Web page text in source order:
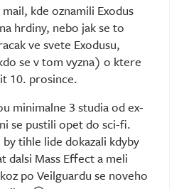
kde oznamili Exodus
hrdiny, nebo jak se to
ve svete Exodusu,
se v tom vyzna) o ktere
10. prosince.
minimalne 3 studia od ex-
se pustili opet do sci-fi.
tihle lide dokazali kdyby
dalsi Mass Effect a meli
po Veilguardu se noveho